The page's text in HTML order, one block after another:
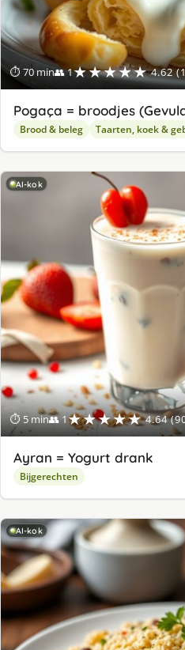
⏱ 70 min👥 1★★★★★ 4.62
Pogaça = broodjes
Brood & beleg Taarten, koek &
AI-kok
⏱ 5 min👥 1★★★★★ 4.64
Ayran = Yogurt drank
Bijgerechten
AI-kok